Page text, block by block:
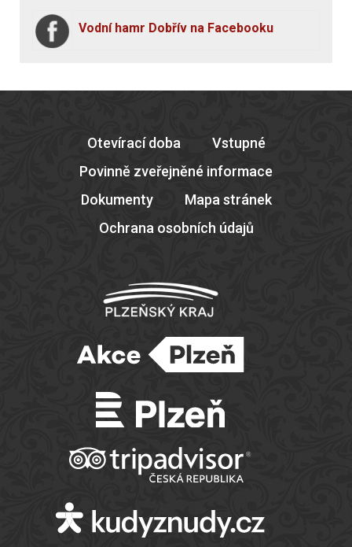
Vodní hamr Dobřív na Facebooku
Otevírací doba
Vstupné
Povinně zveřejněné informace
Dokumenty
Mapa stránek
Ochrana osobních údajů